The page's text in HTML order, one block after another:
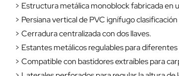
> Estructura metálica monoblock fabricada en
> Persiana vertical de PVC ignífugo clasificación
> Cerradura centralizada con dos llaves.
> Estantes metálicos regulables para
> Compatible con bastidores extraíbles para